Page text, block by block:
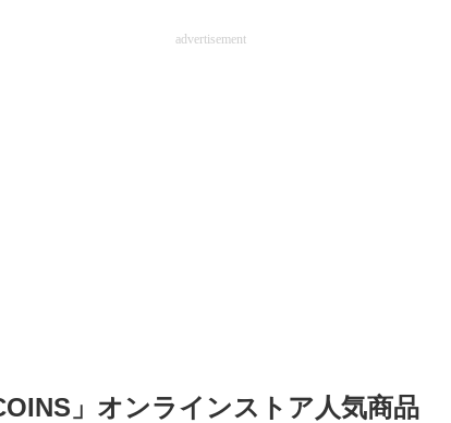
advertisement
」オンラインストア人気商品